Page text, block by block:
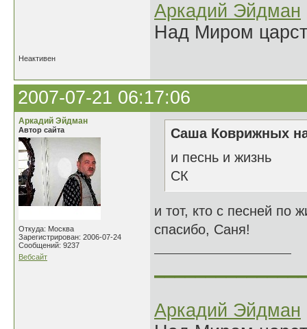
Аркадий Эйдман
Над Миром
Неактивен
2007-07-21 06:17:06
Аркадий Эйдман
Автор сайта
Откуда: Москва
Зарегистрирован: 2006-07-24
Сообщений: 9237
Вебсайт
Саша Коврижных
и песнь и жизнь
СК
и тот, кто с песней по
спасибо, Саня!
Аркадий Эйдман